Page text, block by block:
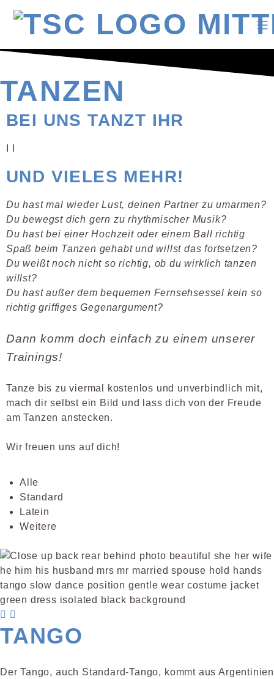
TANZEN
BEI UNS TANZT IHR
UND VIELES MEHR!
Du hast mal wieder Lust, deinen Partner zu umarmen?
Du bewegst dich gern zu rhythmischer Musik?
Du hast bei einer Hochzeit oder einem Ball richtig
Spaß beim Tanzen gehabt und willst das fortsetzen?
Du weißt noch nicht so richtig, ob du wirklich tanzen
willst?
Du hast außer dem bequemen Fernsehsessel kein so
richtig griffiges Gegenargument?
Dann komm doch einfach zu einem unserer
Trainings!
Tanze bis zu viermal kostenlos und unverbindlich mit,
mach dir selbst ein Bild und lass dich von der Freude
am Tanzen anstecken.
Wir freuen uns auf dich!
Alle
Standard
Latein
Weitere
TANGO
Der Tango, auch Standard-Tango, kommt aus Argentinien